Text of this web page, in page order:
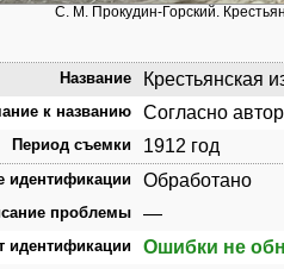
С. М. Прокудин-Горский.
Название Крестьянская
к названию Согласно
Период съемки 1912 год
идентификации Обработано
проблемы —
идентификации Ошибки не